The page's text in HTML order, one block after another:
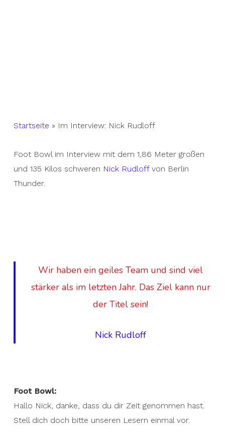
Startseite » Im Interview: Nick Rudloff
Foot Bowl im Interview mit dem 1,86 Meter großen
und 135 Kilos schweren Nick Rudloffvon Berlin
Thunder.
Wir haben ein geiles Team und sind viel
stärker als im letzten Jahr. Das Ziel kann nur
der Titel sein!
Nick Rudloff
Foot Bowl:
Hallo Nick, danke, dass du dir Zeit genommen hast.
Stell dich doch bitte unseren Lesern einmal vor.